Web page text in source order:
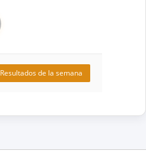
Resultados de la semana